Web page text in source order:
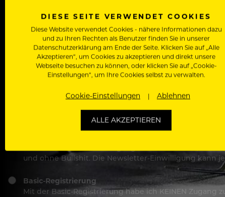
Passwort
Wähle deinen Zugang:
Voller und kostenloser Zugang zu allen Artikeln,
und ohne Bullshit. Die Newsletter-Einwilligung kann
Basic-Registrierung
Mit der Basic-Registrierung habe ich KEINEN
DIESE SEITE VERWENDET COOKIES
Diese Website verwendet Cookies - nähere Informationen dazu
und zu Ihren Rechten als Benutzer finden Sie in unserer
Datenschutzerklärung am Ende der Seite. Klicken Sie auf „Alle
Akzeptieren“, um Cookies zu akzeptieren und direkt unsere
Webseite besuchen zu können, oder klicken Sie auf „Cookie-
Einstellungen“, um Ihre Cookies selbst zu verwalten.
Cookie-Einstellungen Ablehnen
ALLE AKZEPTIEREN